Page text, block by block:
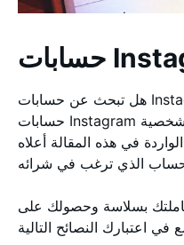
هل تبحث عن حسابات Instagram للبيع؟ من الممكن شراء
حسابات Instagram والتي تشمل الحسابات الشخصية
في هذه المقالة أعلاه
بسلاسة وحصولك على